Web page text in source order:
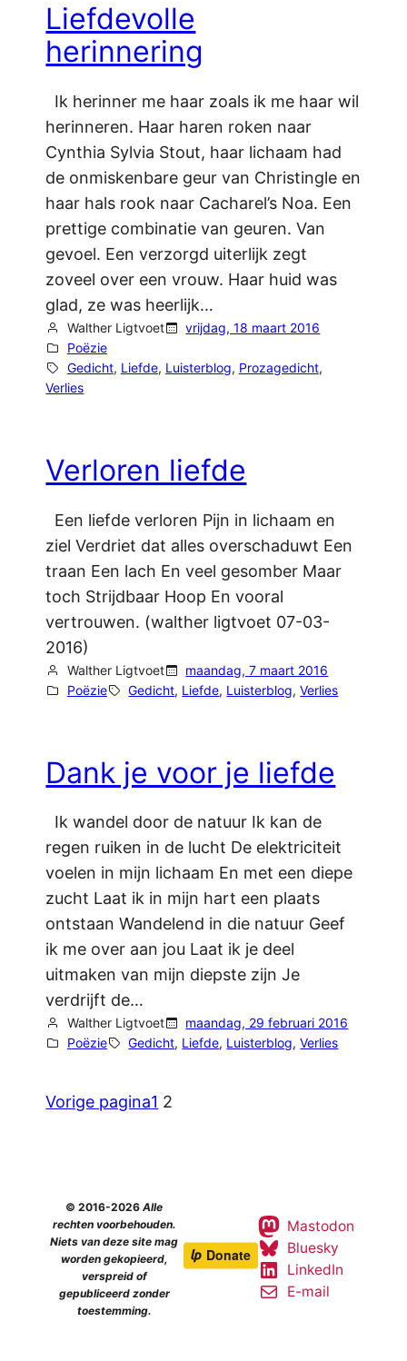
Liefdevolle
herinnering
Ik herinner me haar zoals ik me haar wil
herinneren. Haar haren roken naar
Cynthia Sylvia Stout, haar lichaam had
de onmiskenbare geur van Christingle en
haar hals rook naar Cacharel’s Noa. Een
prettige combinatie van geuren. Van
gevoel. Een verzorgd uiterlijk zegt
zoveel over een vrouw. Haar huid was
glad, ze was heerlijk…
Walther Ligtvoet
vrijdag, 18 maart 2016
Poëzie
Gedicht, Liefde, Luisterblog, Prozagedicht,
Verlies
Verloren liefde
Een liefde verloren Pijn in lichaam en
ziel Verdriet dat alles overschaduwt Een
traan Een lach En veel gesomber Maar
toch Strijdbaar Hoop En vooral
vertrouwen. (walther ligtvoet 07-03-
2016)
Walther Ligtvoet
maandag, 7 maart 2016
Poëzie
Gedicht, Liefde, Luisterblog, Verlies
Dank je voor je liefde
Ik wandel door de natuur Ik kan de
regen ruiken in de lucht De elektriciteit
voelen in mijn lichaam En met een diepe
zucht Laat ik in mijn hart een plaats
ontstaan Wandelend in die natuur Geef
ik me over aan jou Laat ik je deel
uitmaken van mijn diepste zijn Je
verdrijft de…
Walther Ligtvoet
maandag, 29 februari 2016
Poëzie
Gedicht, Liefde, Luisterblog, Verlies
Vorige pagina1 2
© 2016-2026Alle
rechten voorbehouden.
Niets van deze site mag
worden gekopieerd,
verspreid of
gepubliceerd zonder
toestemming.
Mastodon
Bluesky
LinkedIn
E-mail